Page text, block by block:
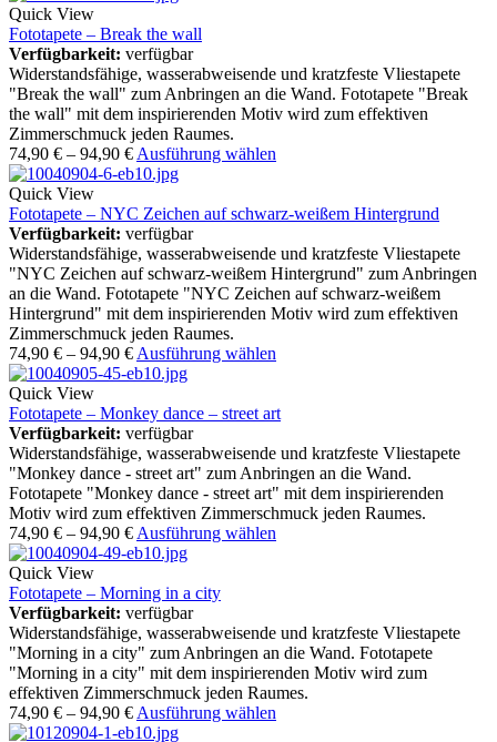
Quick View
Fototapete – Break the wall
Verfügbarkeit: verfügbar
Widerstandsfähige, wasserabweisende und kratzfeste Vliestapete
"Break the wall" zum Anbringen an die Wand. Fototapete "Break
the wall" mit dem inspirierenden Motiv wird zum effektiven
Zimmerschmuck jeden Raumes.
74,90 € – 94,90 € Ausführung wählen
Quick View
Fototapete – NYC Zeichen auf schwarz-weißem Hintergrund
Verfügbarkeit: verfügbar
Widerstandsfähige, wasserabweisende und kratzfeste Vliestapete
"NYC Zeichen auf schwarz-weißem Hintergrund" zum Anbringen
an die Wand. Fototapete "NYC Zeichen auf schwarz-weißem
Hintergrund" mit dem inspirierenden Motiv wird zum effektiven
Zimmerschmuck jeden Raumes.
74,90 € – 94,90 € Ausführung wählen
Quick View
Fototapete – Monkey dance – street art
Verfügbarkeit: verfügbar
Widerstandsfähige, wasserabweisende und kratzfeste Vliestapete
"Monkey dance - street art" zum Anbringen an die Wand.
Fototapete "Monkey dance - street art" mit dem inspirierenden
Motiv wird zum effektiven Zimmerschmuck jeden Raumes.
74,90 € – 94,90 € Ausführung wählen
Quick View
Fototapete – Morning in a city
Verfügbarkeit: verfügbar
Widerstandsfähige, wasserabweisende und kratzfeste Vliestapete
"Morning in a city" zum Anbringen an die Wand. Fototapete
"Morning in a city" mit dem inspirierenden Motiv wird zum
effektiven Zimmerschmuck jeden Raumes.
74,90 € – 94,90 € Ausführung wählen